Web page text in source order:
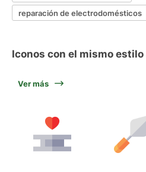
reparación de electrodomésticos
Iconos con el mismo
Ver más